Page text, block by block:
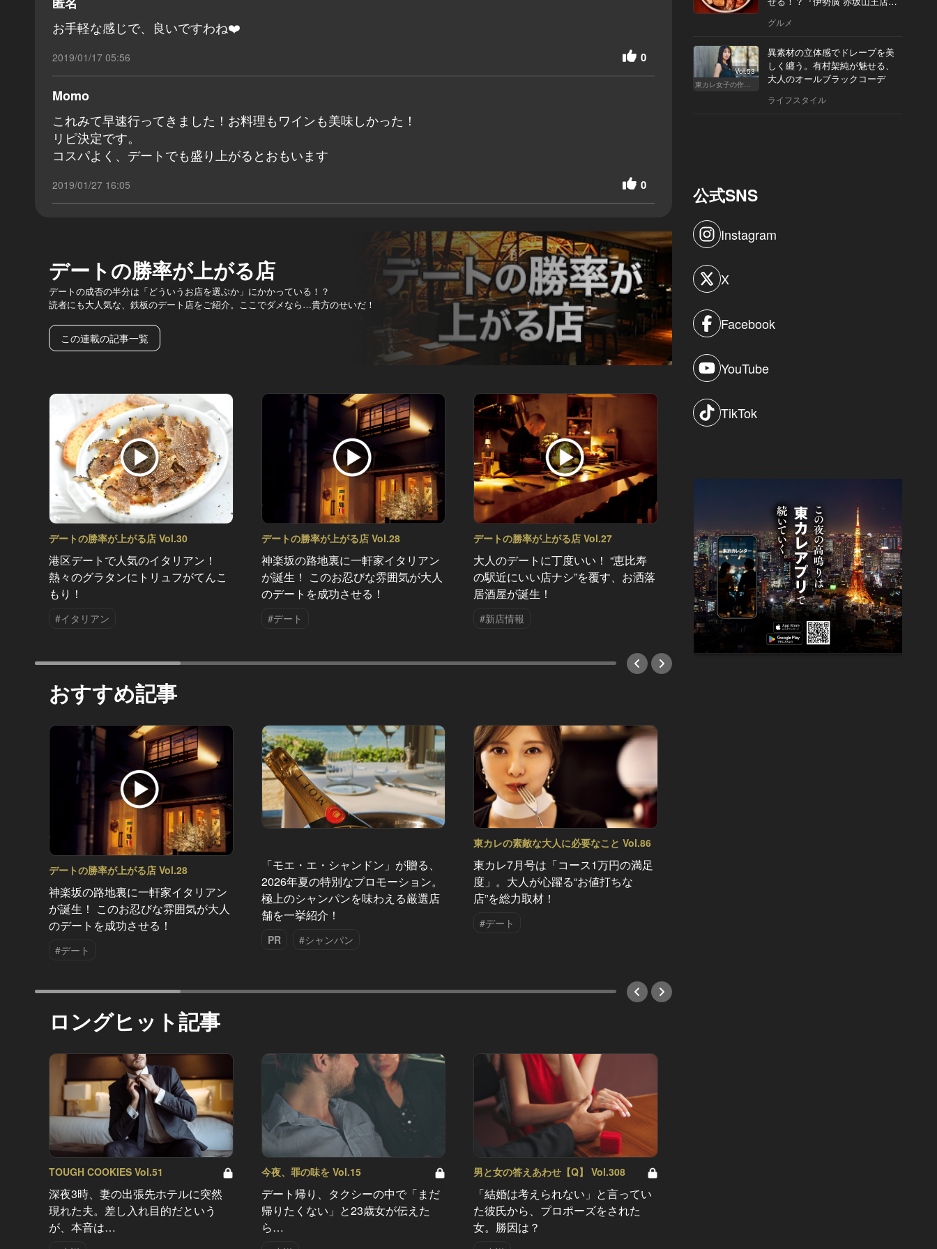
お手軽な感じで、良いですわね❤️
2019/01/17 05:56 0
Momo
これみて早速行ってきました！お料理もワインも美味しかった！
リピ決定です。
コスパよく、デートでも盛り上がるとおもいます
2019/01/27 16:05 0
デートの勝率が上がる店
デートの成否の半分は「どういうお店を選ぶか」にかかっている！？
読者にも大人気な、鉄板のデート店をご紹介。ここでダメなら…貴方のせいだ！
この連載の記事一覧
デートの勝率が上がる店 Vol.30
港区デートで人気のイタリアン！
熱々のグラタンにトリュフがてんこ
もり！
#イタリアン
デートの勝率が上がる店 Vol.28
神楽坂の路地裏に一軒家イタリアン
が誕生！ このお忍びな雰囲気が大人
のデートを成功させる！
#デート
デートの勝率が上がる店 Vol.27
大人のデートに丁度いい！ “恵比寿
の駅近にいい店ナシ”を覆す、お洒落
居酒屋が誕生！
#新店情報
デートの勝率が上がる店 Vol.26
前菜だけでワインおかわり！恵比寿
で気軽にフレンチデートならココ！
#フレンチ
デート
恵比寿
オスス
があが
おすすめ記事
デートの勝率が上がる店 Vol.28
神楽坂の路地裏に一軒家イタリアン
が誕生！ このお忍びな雰囲気が大人
のデートを成功させる！
#デート
「モエ・エ・シャンドン」が贈る、
2026年夏の特別なプロモーション。
極上のシャンパンを味わえる厳選店
舗を一挙紹介！
PR #シャンパン
東カレの素敵な大人に必要なこと Vol.86
東カレ7月号は「コース1万円の満足
度」。大人が心躍る“お値打ちな
店”を総力取材！
#デート
ロングヒット記事
TOUGH COOKIES Vol.51
深夜3時、妻の出張先ホテルに突然
現れた夫。差し入れ目的だという
が、本音は…
今夜、罪の味を Vol.15
デート帰り、タクシーの中で「まだ
帰りたくない」と23歳女が伝えた
ら…
男と女の答えあわせ【Q】 Vol.308
「結婚は考えられない」と言ってい
た彼氏から、プロポーズをされた
女。勝因は？
グルメ
Vol.53
東カレ女子の作り方
異素材の立体感でドレープを美
しく纏う。有村架純が魅せる、
大人のオールブラックコーデ
ライフスタイル
公式SNS
Instagram
X
Facebook
YouTube
TikTok